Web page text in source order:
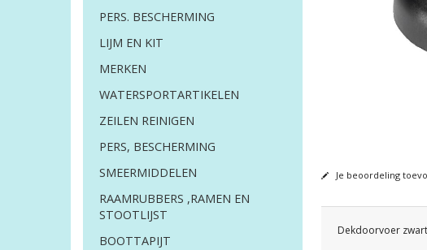
PERS. BESCHERMING
LIJM EN KIT
MERKEN
WATERSPORTARTIKELEN
ZEILEN REINIGEN
PERS, BESCHERMING
SMEERMIDDELEN
RAAMRUBBERS ,RAMEN EN
STOOTLIJST
BOOTTAPIJT
Je beoordeling
Dekdoorvoer